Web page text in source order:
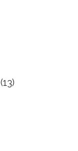
(13)